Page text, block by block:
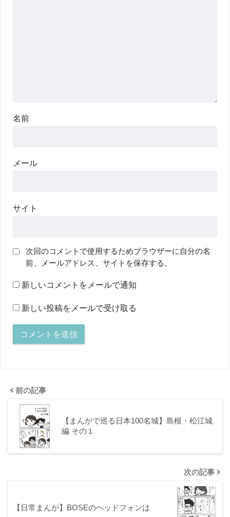
名前
メール
サイト
次回のコメントで使用するためブラウザーに自分の名
前、メールアドレス、サイトを保存する。
新しいコメントをメールで通知
新しい投稿をメールで受け取る
前の記事
【まんがで巡る日本100名城】島根・松江城
編 その１
次の記事
【日常まんが】BOSEのヘッドフォンは